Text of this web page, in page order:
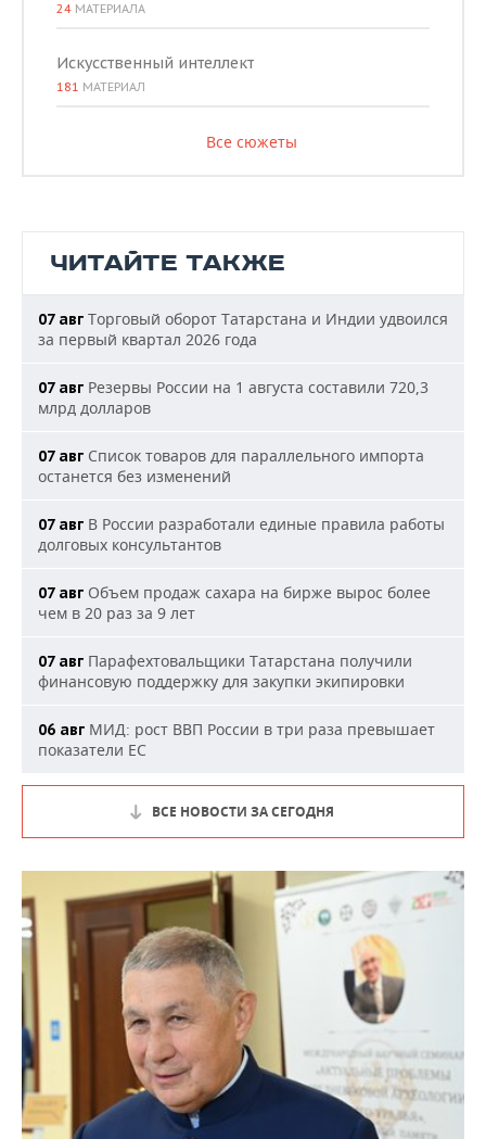
24 МАТЕРИАЛА
Искусственный интеллект
181 МАТЕРИАЛ
Все сюжеты
ЧИТАЙТЕ ТАКЖЕ
07 авг Торговый оборот Татарстана и Индии удвоился
за первый квартал 2026 года
07 авг Резервы России на 1 августа составили 720,3
млрд долларов
07 авг Список товаров для параллельного импорта
останется без изменений
07 авг В России разработали единые правила работы
долговых консультантов
07 авг Объем продаж сахара на бирже вырос более
чем в 20 раз за 9 лет
07 авг Парафехтовальщики Татарстана получили
финансовую поддержку для закупки экипировки
06 авг МИД: рост ВВП России в три раза превышает
показатели ЕС
ВСЕ НОВОСТИ ЗА СЕГОДНЯ